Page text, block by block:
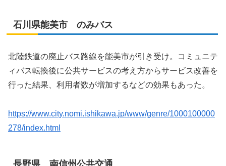
石川県能美市 のみバス
北陸鉄道の廃止バス路線を能美市が引き受け。コミュニテ
ィバス転換後に公共サービスの考え方からサービス改善を
行った結果、利用者数が増加するなどの効果もあった。
https://www.city.nomi.ishikawa.jp/www/genre/1000100000
278/index.html